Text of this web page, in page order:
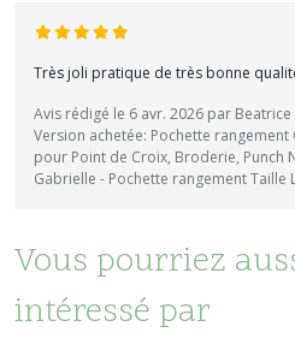
Très joli pratique de très bonne
Avis rédigé le 6 avr. 2026 par Beatrice
Version achetée: Pochette
pour Point de Croix, Broderie, Punch
Gabrielle - Pochette rangement Taille
Vous pourriez
intéressé par